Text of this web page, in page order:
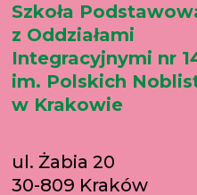
Szkoła
z Oddziałami
Integracyjnymi nr
im. Polskich
w Krakowie
ul. Żabia 20
30-809 Kraków